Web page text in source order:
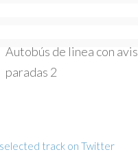
Autobús de linea con
paradas 2